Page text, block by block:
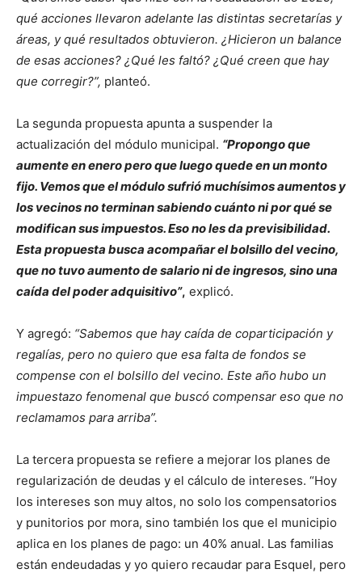
qué acciones llevaron adelante las distintas secretarías y
áreas, y qué resultados obtuvieron. ¿Hicieron un balance
de esas acciones? ¿Qué les faltó? ¿Qué creen que hay
que corregir?”, planteó.
La segunda propuesta apunta a suspender la
actualización del módulo municipal. “Propongo que
aumente en enero pero que luego quede en un monto
fijo. Vemos que el módulo sufrió muchísimos aumentos y
los vecinos no terminan sabiendo cuánto ni por qué se
modifican sus impuestos. Eso no les da previsibilidad.
Esta propuesta busca acompañar el bolsillo del vecino,
que no tuvo aumento de salario ni de ingresos, sino una
caída del poder adquisitivo”, explicó.
Y agregó: “Sabemos que hay caída de coparticipación y
regalías, pero no quiero que esa falta de fondos se
compense con el bolsillo del vecino. Este año hubo un
impuestazo fenomenal que buscó compensar eso que no
reclamamos para arriba”.
La tercera propuesta se refiere a mejorar los planes de
regularización de deudas y el cálculo de intereses. “Hoy
los intereses son muy altos, no solo los compensatorios
y punitorios por mora, sino también los que el municipio
aplica en los planes de pago: un 40% anual. Las familias
están endeudadas y yo quiero recaudar para Esquel, pero